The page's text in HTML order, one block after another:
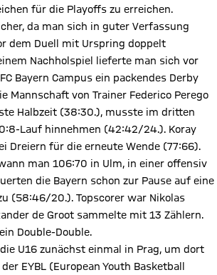
für die Playoffs zu erreichen.
da man sich in guter Verfassung
dem Duell mit Urspring doppelt
Nachholspiel lieferte man sich vor
Bayern Campus ein packendes Derby
Mannschaft von Trainer Federico Perego
Halbzeit (38:30.), musste im dritten
Lauf hinnehmen (42:42/24.). Koray
Dreiern für die erneute Wende (77:66).
man 106:70 in Ulm, in einer offensiv
die Bayern schon zur Pause auf eine
(58:46/20.). Topscorer war Nikolas
de Groot sammelte mit 13 Zählern.
Double-Double.
U16 zunächst einmal in Prag, um dort
EYBL (European Youth Basketball